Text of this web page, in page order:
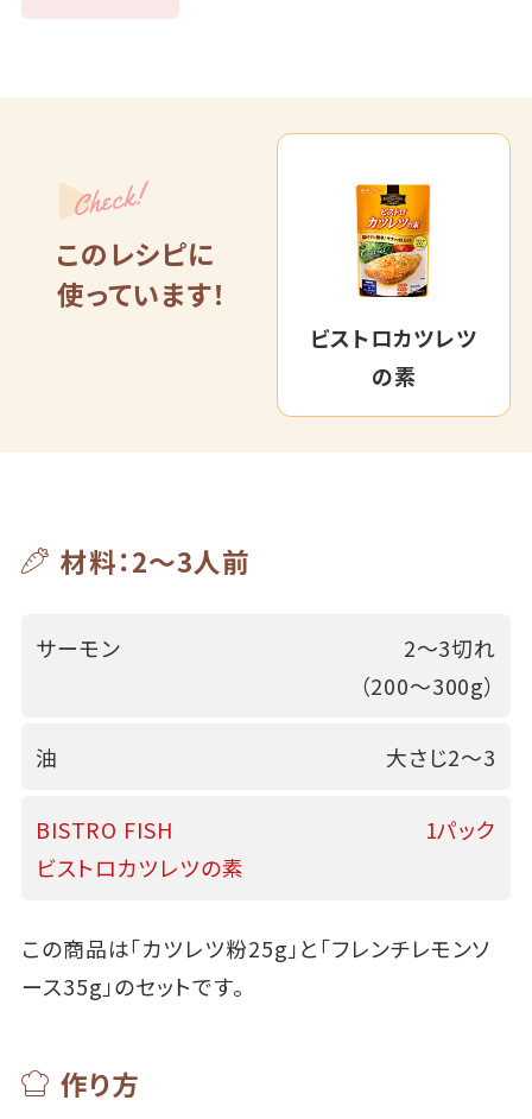
Check!
このレシピに
使っています！
ビストロカツレツ
の素
材料：2～3人前
サーモン
2～3切れ
（200～300g）
油 大さじ2～3
BISTRO FISH
ビストロカツレツの素
1パック
この商品は「カツレツ粉25g」と「フレンチレモンソ
ース35g」のセットです。
作り方